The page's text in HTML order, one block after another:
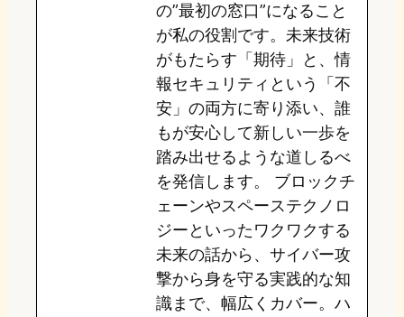
n
k
の”最初の窓口”になること
が私の役割です。未来技術
がもたらす「期待」と、情
報セキュリティという「不
安」の両方に寄り添い、誰
もが安心して新しい一歩を
踏み出せるような道しるべ
を発信します。 ブロックチ
ェーンやスペーステクノロ
ジーといったワクワクする
未来の話から、サイバー攻
撃から身を守る実践的な知
識まで、幅広くカバー。ハ